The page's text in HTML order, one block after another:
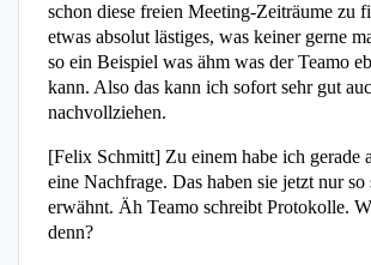
schon diese freien Meeting-Zeiträume zu
etwas absolut lästiges, was keiner gerne
so ein Beispiel was ähm was der Teamo
kann. Also das kann ich sofort sehr gut
nachvollziehen.
[Felix Schmitt] Zu einem habe ich gerade
eine Nachfrage. Das haben sie jetzt nur so
erwähnt. Äh Teamo schreibt Protokolle.
denn?